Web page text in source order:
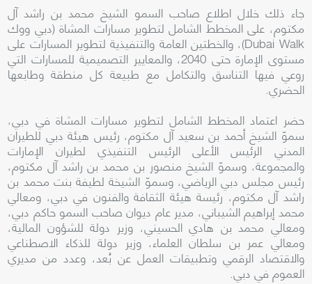
جاء ذلك خلال اطلاع صاحب السمو الشيخ محمد بن راشد آل
مكتوم، على المخطط الشامل لتطوير مسارات المشاة (دبي ووك
Dubai Walk)، والخطتين العامة والتنفيذية لتطوير المسارات على
مستوى الإمارة حتى 2040، والمعايير التصميمية للمسارات التي
روعي فيها التناسق والتكامل مع طبيعة كل منطقة وطابعها
الحضري.
حضر اعتماد المخطط الشامل لتطوير مسارات المشاة في دبي،
سموّ الشيخ أحمد بن سعيد آل مكتوم، رئيس هيئة دبي للطيران
المدني الرئيس الأعلى الرئيس التنفيذي لطيران الإمارات
والمجموعة، وسموّ الشيخ منصور بن محمد بن راشد آل مكتوم،
رئيس مجلس دبي الرياضي، وسموّ الشيخة لطيفة بنت محمد بن
راشد آل مكتوم، رئيسة هيئة الثقافة والفنون في دبي، ومعالي
محمد إبراهيم الشيباني، مدير عام ديوان صاحب السمو حاكم دبي،
ومعالي محمد بن هادي الحسيني، وزير دولة للشؤون المالية،
ومعالي عمر بن سلطان العلماء، وزير دولة للذكاء الاصطناعي
والاقتصاد الرقمي وتطبيقات العمل عن بُعد، وعدد من مديري
العموم في دبي.